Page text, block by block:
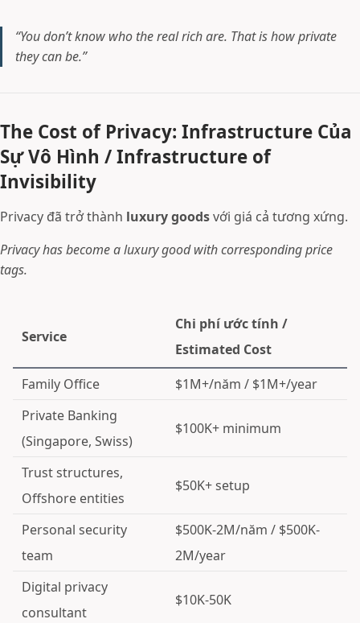
“You don’t know who the real rich are. That is how private
they can be.”
The Cost of Privacy: Infrastructure Của
Sự Vô Hình / Infrastructure of
Invisibility
Privacy đã trở thành luxury goodsvới giá cả tương xứng.
Privacy has become a luxury good with corresponding price
tags.
Service
Chi phí ước tính /
Estimated Cost
Family Office
$1M+/năm / $1M+/year
Private Banking
(Singapore, Swiss)
$100K+ minimum
Trust structures,
Offshore entities
$50K+ setup
Personal security
team
$500K-2M/năm / $500K-
2M/year
Digital privacy
consultant
$10K-50K